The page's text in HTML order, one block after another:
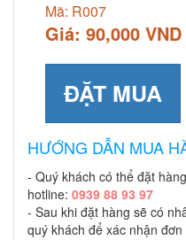
Mã: R007
Giá: 90,000 VND
ĐẶT MUA
HƯỚNG DẪN MUA
- Quý khách có thể đặt
hotline: 0939 88 93 97
- Sau khi đặt hàng sẽ có
quý khách để xác nhận đơn